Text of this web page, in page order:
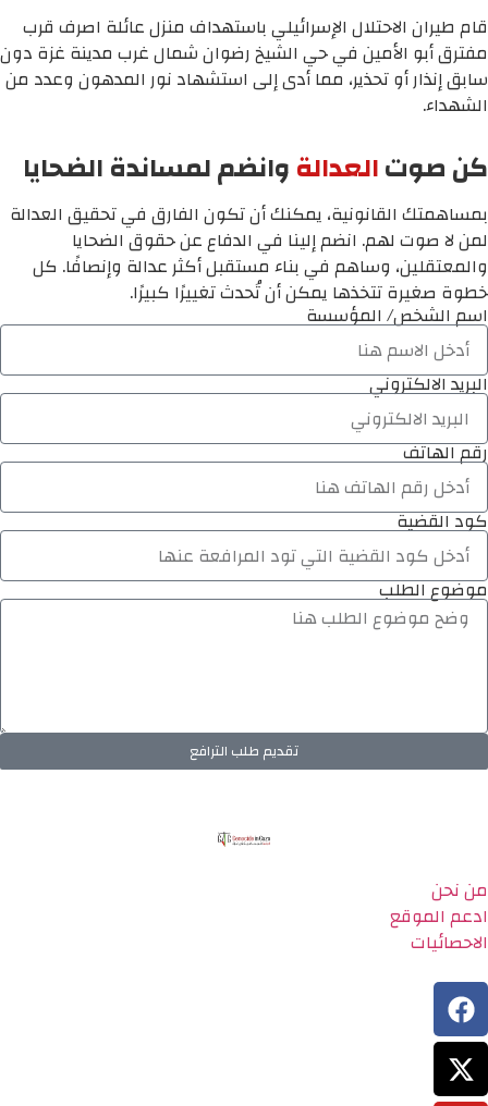
قام طيران الاحتلال الإسرائيلي باستهداف منزل عائلة اصرف قرب
مفترق أبو الأمين في حي الشيخ رضوان شمال غرب مدينة غزة دون
سابق إنذار أو تحذير، مما أدى إلى استشهاد نور المدهون وعدد من
الشهداء.
كن صوتالعدالةوانضم لمساندة الضحايا
بمساهمتك القانونية، يمكنك أن تكون الفارق في تحقيق العدالة
لمن لا صوت لهم. انضم إلينا في الدفاع عن حقوق الضحايا
والمعتقلين، وساهم في بناء مستقبل أكثر عدالة وإنصافًا. كل
خطوة صغيرة تتخذها يمكن أن تُحدث تغييرًا كبيرًا.
اسم الشخص/ المؤسسة
البريد الالكتروني
رقم الهاتف
كود القضية
موضوع الطلب
تقديم طلب الترافع
من نحن
ادعم الموقع
الاحصائيات